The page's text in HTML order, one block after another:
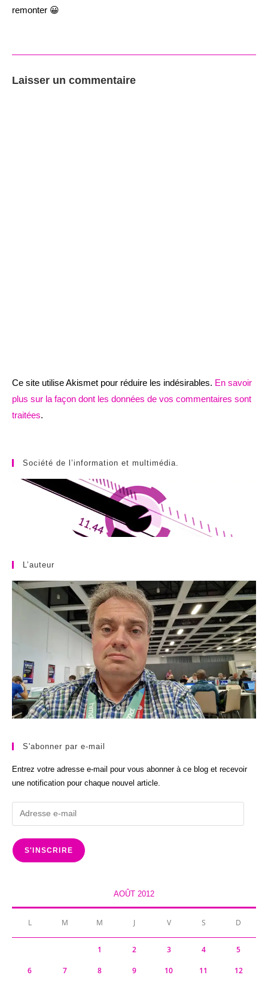
remonter 😀
Laisser un commentaire
Ce site utilise Akismet pour réduire les indésirables. En savoir
plus sur la façon dont les données de vos commentaires sont
traitées.
Société de l’information et multimédia.
L’auteur
S'abonner par e-mail
Entrez votre adresse e-mail pour vous abonner à ce blog et recevoir
une notification pour chaque nouvel article.
Adresse
e-
mail
S'INSCRIRE
AOÛT 2012
L M M J V S D
1 2 3 4 5
6 7 8 9 10 11 12